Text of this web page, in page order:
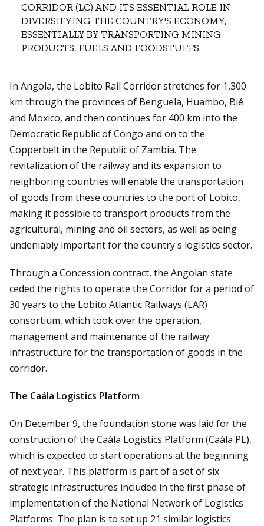
CORRIDOR (LC) AND ITS ESSENTIAL ROLE IN
DIVERSIFYING THE COUNTRY'S ECONOMY,
ESSENTIALLY BY TRANSPORTING MINING
PRODUCTS, FUELS AND FOODSTUFFS.
In Angola, the Lobito Rail Corridor stretches for 1,300
km through the provinces of Benguela, Huambo, Bié
and Moxico, and then continues for 400 km into the
Democratic Republic of Congo and on to the
Copperbelt in the Republic of Zambia. The
revitalization of the railway and its expansion to
neighboring countries will enable the transportation
of goods from these countries to the port of Lobito,
making it possible to transport products from the
agricultural, mining and oil sectors, as well as being
undeniably important for the country's logistics sector.
Through a Concession contract, the Angolan state
ceded the rights to operate the Corridor for a period of
30 years to the Lobito Atlantic Railways (LAR)
consortium, which took over the operation,
management and maintenance of the railway
infrastructure for the transportation of goods in the
corridor.
The Caála Logistics Platform
On December 9, the foundation stone was laid for the
construction of the Caála Logistics Platform (Caála PL),
which is expected to start operations at the beginning
of next year. This platform is part of a set of six
strategic infrastructures included in the first phase of
implementation of the National Network of Logistics
Platforms. The plan is to set up 21 similar logistics